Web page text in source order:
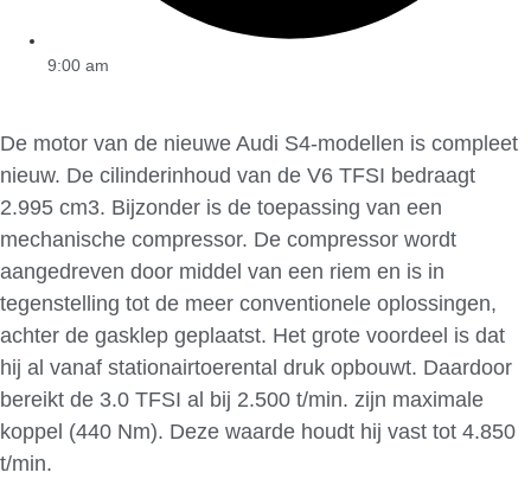
9:00 am
De motor van de nieuwe Audi S4-modellen is compleet
nieuw. De cilinderinhoud van de V6 TFSI bedraagt
2.995 cm3. Bijzonder is de toepassing van een
mechanische compressor. De compressor wordt
aangedreven door middel van een riem en is in
tegenstelling tot de meer conventionele oplossingen,
achter de gasklep geplaatst. Het grote voordeel is dat
hij al vanaf stationairtoerental druk opbouwt. Daardoor
bereikt de 3.0 TFSI al bij 2.500 t/min. zijn maximale
koppel (440 Nm). Deze waarde houdt hij vast tot 4.850
t/min.